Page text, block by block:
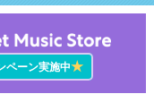
ペーン実施中★